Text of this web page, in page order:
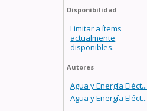
Disponibilidad
Limitar a ítems
actualmente
disponibles.
Autores
Agua y Energía Eléct...
Agua y Energía Eléct...